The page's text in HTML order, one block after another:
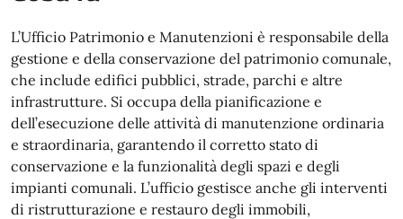
L’Ufficio Patrimonio e Manutenzioni è responsabile della
gestione e della conservazione del patrimonio comunale,
che include edifici pubblici, strade, parchi e altre
infrastrutture. Si occupa della pianificazione e
dell’esecuzione delle attività di manutenzione ordinaria
e straordinaria, garantendo il corretto stato di
conservazione e la funzionalità degli spazi e degli
impianti comunali. L’ufficio gestisce anche gli interventi
di ristrutturazione e restauro degli immobili,